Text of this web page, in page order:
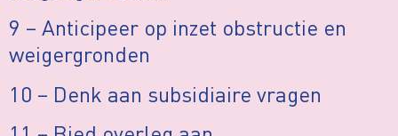
9 – Anticipeer op inzet obstructie en
weigergronden
10 – Denk aan subsidiaire vragen